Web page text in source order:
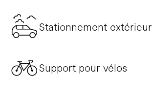
Stationnement extérieur
Support pour vélos